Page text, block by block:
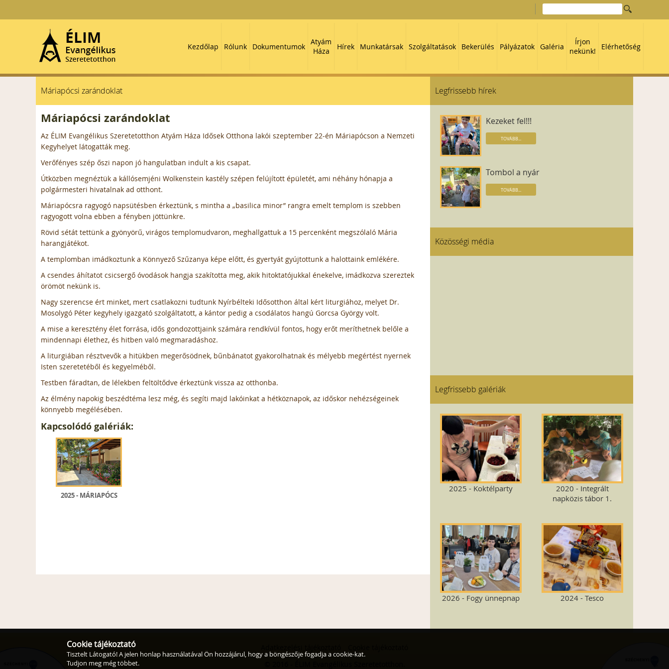
Kezdőlap Rólunk Dokumentumok
Atyám
Háza
Hírek Munkatársak Szolgáltatások Bekerülés Pályázatok Galéria
Írjon
nekünk!
Elérhetőség
Legfrissebb hírek
Kezeket fel!!!
TOVÁBB...
Tombol a nyár
TOVÁBB...
Közösségi média
Legfrissebb galériák
2025 - Koktélparty
2020 - Integrált
napközis tábor 1.
2026 - Fogy ünnepnap 2024 - Tesco
Máriapócsi zarándoklat
Máriapócsi zarándoklat
Az ÉLIM Evangélikus Szeretetotthon Atyám Háza Idősek Otthona lakói szeptember 22-én Máriapócson a Nemzeti
Kegyhelyet látogatták meg.
Verőfényes szép őszi napon jó hangulatban indult a kis csapat.
Útközben megnéztük a kállósemjéni Wolkenstein kastély szépen felújított épületét, ami néhány hónapja a
polgármesteri hivatalnak ad otthont.
Máriapócsra ragyogó napsütésben érkeztünk, s mintha a „basilica minor” rangra emelt templom is szebben
ragyogott volna ebben a fényben jöttünkre.
Rövid sétát tettünk a gyönyörű, virágos templomudvaron, meghallgattuk a 15 percenként megszólaló Mária
harangjátékot.
A templomban imádkoztunk a Könnyező Szűzanya képe előtt, és gyertyát gyújtottunk a halottaink emlékére.
A csendes áhítatot csicsergő óvodások hangja szakította meg, akik hitoktatójukkal énekelve, imádkozva szereztek
örömöt nekünk is.
Nagy szerencse ért minket, mert csatlakozni tudtunk Nyírbélteki Idősotthon által kért liturgiához, melyet Dr.
Mosolygó Péter kegyhely igazgató szolgáltatott, a kántor pedig a csodálatos hangú Gorcsa György volt.
A mise a keresztény élet forrása, idős gondozottjaink számára rendkívül fontos, hogy erőt meríthetnek belőle a
mindennapi élethez, és hitben való megmaradáshoz.
A liturgiában résztvevők a hitükben megerősödnek, bűnbánatot gyakorolhatnak és mélyebb megértést nyernek
Isten szeretetéből és kegyelméből.
Testben fáradtan, de lélekben feltöltődve érkeztünk vissza az otthonba.
Az élmény napokig beszédtéma lesz még, és segíti majd lakóinkat a hétköznapok, az időskor nehézségeinek
könnyebb megélésében.
Kapcsolódó galériák:
2025 - MÁRIAPÓCS
Cookie tájékoztató
Tisztelt Látogató! A jelen honlap használatával Ön hozzájárul, hogy a böngészője fogadja a cookie-kat.
Tudjon meg még többet.